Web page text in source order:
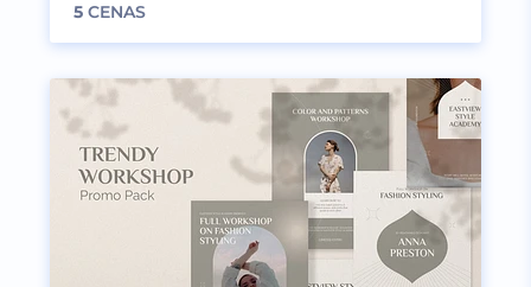
5 CENAS